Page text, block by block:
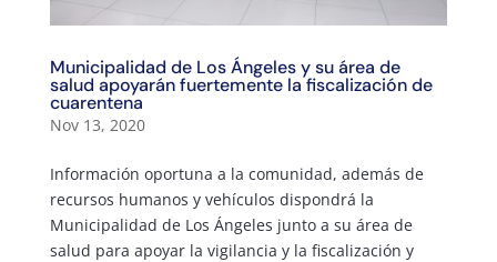
Municipalidad de Los Ángeles y su área de
salud apoyarán fuertemente la fiscalización de
cuarentena
Nov 13, 2020
Información oportuna a la comunidad, además de
recursos humanos y vehículos dispondrá la
Municipalidad de Los Ángeles junto a su área de
salud para apoyar la vigilancia y la fiscalización y